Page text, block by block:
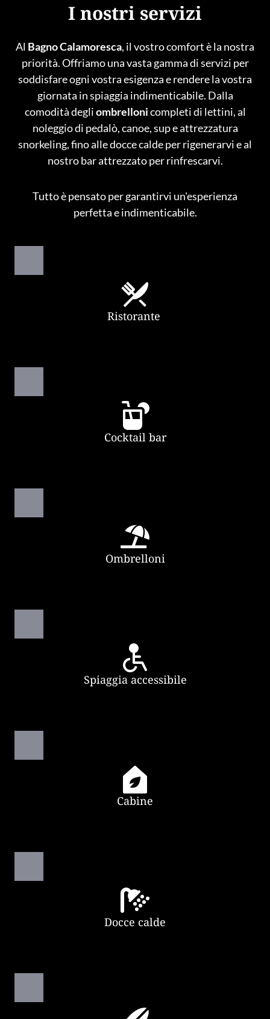
I nostri servizi
Al Bagno Calamoresca, il vostro comfort è la nostra
priorità. Offriamo una vasta gamma di servizi per
soddisfare ogni vostra esigenza e rendere la vostra
giornata in spiaggia indimenticabile. Dalla
comodità degliombrellonicompleti di lettini, al
noleggio di pedalò, canoe, sup e attrezzatura
snorkeling, fino alle docce calde per rigenerarvi e al
nostro bar attrezzato per rinfrescarvi.
Tutto è pensato per garantirvi un'esperienza
perfetta e indimenticabile.
Ristorante
Cocktail bar
Ombrelloni
Spiaggia accessibile
Cabine
Docce calde